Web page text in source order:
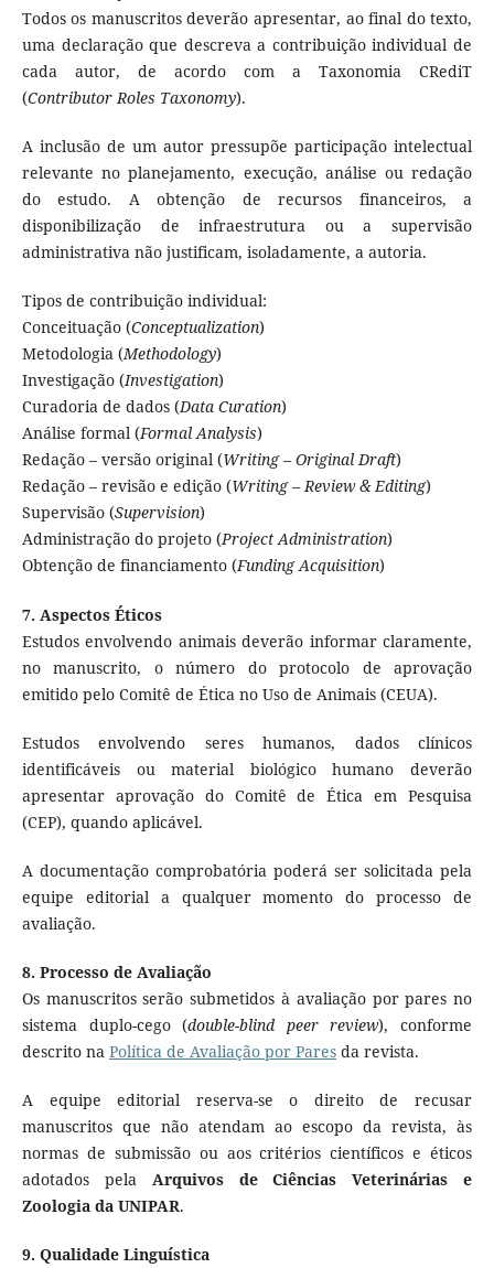
Todos os manuscritos deverão apresentar, ao final do texto,
uma declaração que descreva a contribuição individual de
cada autor, de acordo com a Taxonomia CRediT
(Contributor Roles Taxonomy).
A inclusão de um autor pressupõe participação intelectual
relevante no planejamento, execução, análise ou redação
do estudo. A obtenção de recursos financeiros, a
disponibilização de infraestrutura ou a supervisão
administrativa não justificam, isoladamente, a autoria.
Tipos de contribuição individual:
Conceituação (Conceptualization)
Metodologia (Methodology)
Investigação (Investigation)
Curadoria de dados (Data Curation)
Análise formal (Formal Analysis)
Redação – versão original (Writing – Original Draft)
Redação – revisão e edição (Writing – Review & Editing)
Supervisão (Supervision)
Administração do projeto (Project Administration)
Obtenção de financiamento (Funding Acquisition)
7. Aspectos Éticos
Estudos envolvendo animais deverão informar claramente,
no manuscrito, o número do protocolo de aprovação
emitido pelo Comitê de Ética no Uso de Animais (CEUA).
Estudos envolvendo seres humanos, dados clínicos
identificáveis ou material biológico humano deverão
apresentar aprovação do Comitê de Ética em Pesquisa
(CEP), quando aplicável.
A documentação comprobatória poderá ser solicitada pela
equipe editorial a qualquer momento do processo de
avaliação.
8. Processo de Avaliação
Os manuscritos serão submetidos à avaliação por pares no
sistema duplo-cego (double-blind peer review), conforme
descrito na Política de Avaliação por Paresda revista.
A equipe editorial reserva-se o direito de recusar
manuscritos que não atendam ao escopo da revista, às
normas de submissão ou aos critérios científicos e éticos
adotados pela Arquivos de Ciências Veterinárias e
Zoologia da UNIPAR.
9. Qualidade Linguística